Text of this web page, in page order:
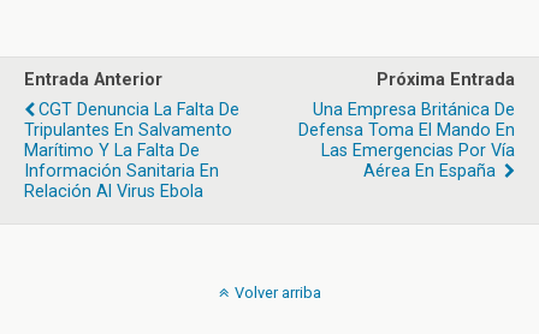
Entrada Anterior
CGT Denuncia La Falta De
Tripulantes En Salvamento
Marítimo Y La Falta De
Información Sanitaria En
Relación Al Virus Ebola
Próxima Entrada
Una Empresa Británica De
Defensa Toma El Mando En
Las Emergencias Por Vía
Aérea En España
Volver arriba